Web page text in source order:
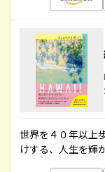
世界を４０年以上
けする、人生を輝